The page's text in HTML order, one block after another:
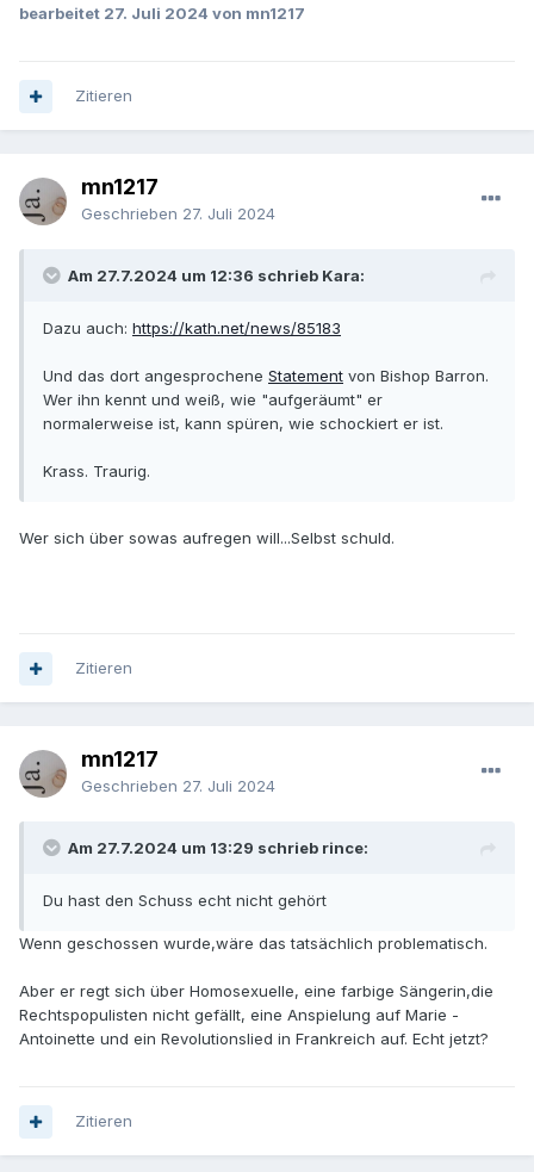
bearbeitet 27. Juli 2024 von mn1217
Zitieren
mn1217
Geschrieben 27. Juli 2024
Am 27.7.2024 um 12:36 schrieb Kara:
Dazu auch: https://kath.net/news/85183
Und das dort angesprochene Statement von Bishop Barron.
Wer ihn kennt und weiß, wie "aufgeräumt" er
normalerweise ist, kann spüren, wie schockiert er ist.
Krass. Traurig.
Wer sich über sowas aufregen will...Selbst schuld.
Zitieren
mn1217
Geschrieben 27. Juli 2024
Am 27.7.2024 um 13:29 schrieb rince:
Du hast den Schuss echt nicht gehört
Wenn geschossen wurde,wäre das tatsächlich problematisch.
Aber er regt sich über Homosexuelle, eine farbige Sängerin,die
Rechtspopulisten nicht gefällt, eine Anspielung auf Marie -
Antoinette und ein Revolutionslied in Frankreich auf. Echt jetzt?
Zitieren